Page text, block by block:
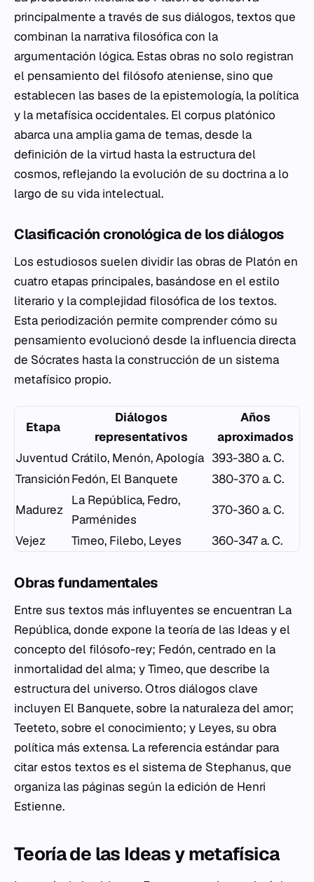
principalmente a través de sus diálogos, textos que
combinan la narrativa filosófica con la
argumentación lógica. Estas obras no solo registran
el pensamiento del filósofo ateniense, sino que
establecen las bases de la epistemología, la política
y la metafísica occidentales. El corpus platónico
abarca una amplia gama de temas, desde la
definición de la virtud hasta la estructura del
cosmos, reflejando la evolución de su doctrina a lo
largo de su vida intelectual.
Clasificación cronológica de los diálogos
Los estudiosos suelen dividir las obras de Platón en
cuatro etapas principales, basándose en el estilo
literario y la complejidad filosófica de los textos.
Esta periodización permite comprender cómo su
pensamiento evolucionó desde la influencia directa
de Sócrates hasta la construcción de un sistema
metafísico propio.
Etapa
Diálogos
representativos
Años
aproximados
Juventud Crátilo, Menón, Apología 393-380 a. C.
TransiciónFedón, El Banquete
380-370 a. C.
Madurez
La República, Fedro,
Parménides
370-360 a. C.
Vejez
Timeo, Filebo, Leyes 360-347 a. C.
Obras fundamentales
Entre sus textos más influyentes se encuentran La
República, donde expone la teoría de las Ideas y el
concepto del filósofo-rey; Fedón, centrado en la
inmortalidad del alma; yTimeo, que describe la
estructura del universo. Otros diálogos clave
incluyen El Banquete, sobre la naturaleza del amor;
Teeteto, sobre el conocimiento; y Leyes, su obra
política más extensa. La referencia estándar para
citar estos textos es el sistema de Stephanus, que
organiza las páginas según la edición de Henri
Estienne.
Teoría de las Ideas y metafísica